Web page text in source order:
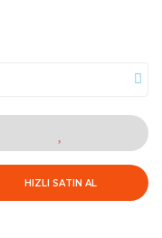
HIZLI SATIN AL